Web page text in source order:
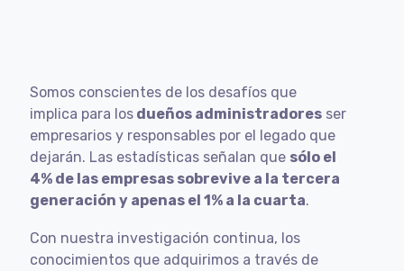
Somos conscientes de los desafíos que
implica para losdueños administradoresser
empresarios y responsables por el legado que
dejarán. Las estadísticas señalan que sólo el
4% de las empresas sobrevive a la tercera
generación y apenas el 1% a la cuarta.
Con nuestra investigación continua, los
conocimientos que adquirimos a través de